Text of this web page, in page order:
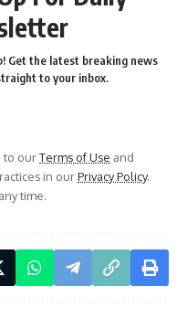
Get the latest breaking news
to your inbox.
to ourTerms of Use and
in ourPrivacy Policy.
time.